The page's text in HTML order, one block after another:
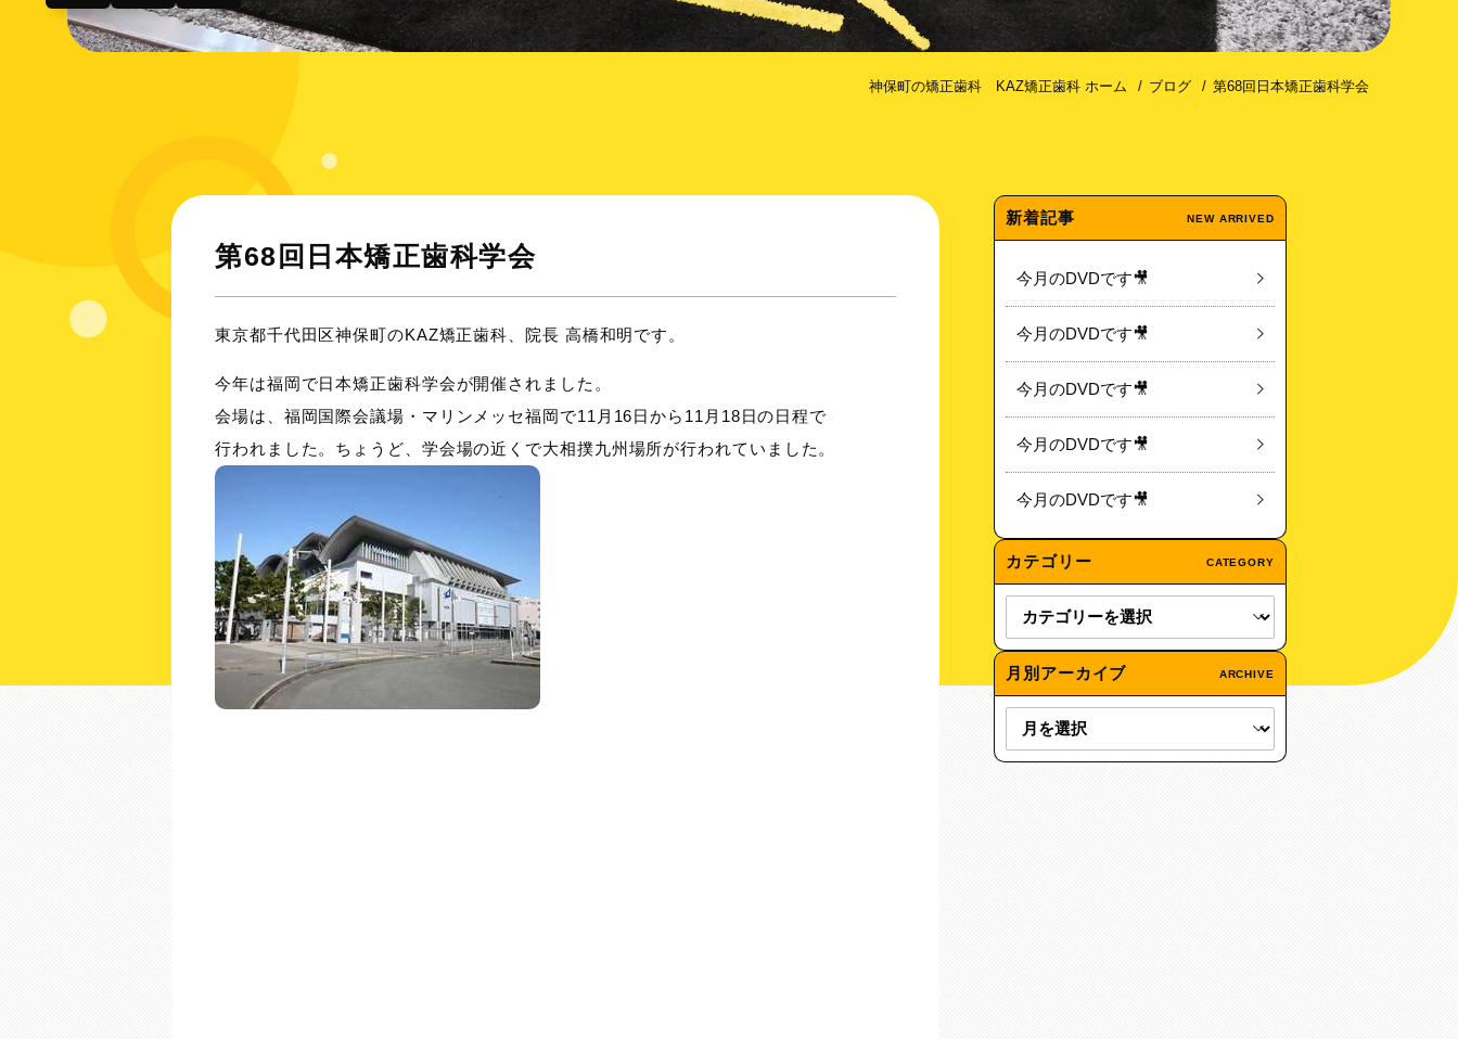
神保町の矯正歯科 KAZ矯正歯科 ホーム ブログ 第68回日本矯正歯科学会
第68回日本矯正歯科学会
東京都千代田区神保町のKAZ矯正歯科、院長 高橋和明です。
今年は福岡で日本矯正歯科学会が開催されました。
会場は、福岡国際会議場・マリンメッセ福岡で11月16日から11月18日の日程で
行われました。ちょうど、学会場の近くで大相撲九州場所が行われていました。
新着記事 NEW ARRIVED
今月のDVDです🎥
今月のDVDです🎥
今月のDVDです🎥
今月のDVDです🎥
今月のDVDです🎥
カテゴリー CATEGORY
月別アーカイブ ARCHIVE